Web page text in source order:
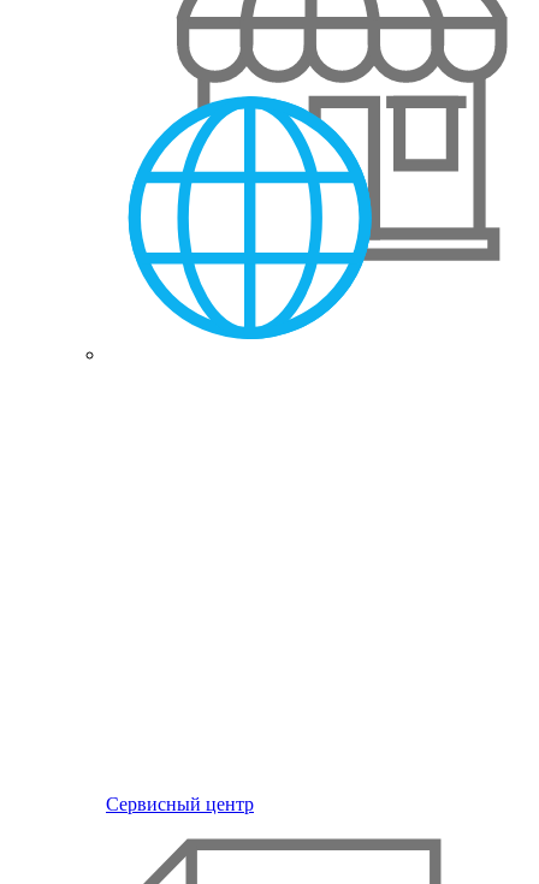
Сервисный центр